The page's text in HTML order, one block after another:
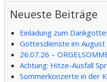
Neueste Beiträge
Einladung zum
Gottesdienste im August
26.07.26 –
Achtung: Hitze-Ausfall
Sommerkonzerte in der